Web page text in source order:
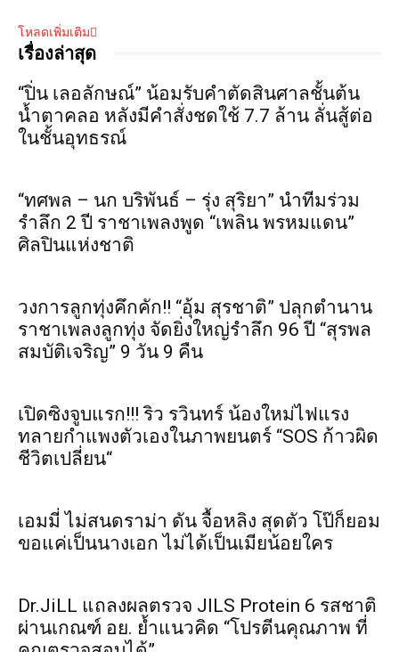
โหลดเพิ่มเติม
เรื่องล่าสุด
“ปิ่น เลอลักษณ์” น้อมรับคำตัดสินศาลชั้นต้น
น้ำตาคลอ หลังมีคำสั่งชดใช้ 7.7 ล้าน ลั่นสู้ต่อ
ในชั้นอุทธรณ์
“ทศพล – นก บริพันธ์ – รุ่ง สุริยา” นำทีมร่วม
รำลึก 2 ปี ราชาเพลงพูด “เพลิน พรหมแดน”
ศิลปินแห่งชาติ
วงการลูกทุ่งคึกคัก!! “อุ้ม สุรชาติ” ปลุกตำนาน
ราชาเพลงลูกทุ่ง จัดยิ่งใหญ่รำลึก 96 ปี “สุรพล
สมบัติเจริญ” 9 วัน 9 คืน
เปิดซิงจูบแรก!!! ริว รวินทร์ น้องใหม่ไฟแรง
ทลายกำแพงตัวเองในภาพยนตร์ “SOS ก้าวผิด
ชีวิตเปลี่ยน“
เอมมี่ ไม่สนดราม่า ดัน จื้อหลิง สุดตัว โป๊ก็ยอม
ขอแค่เป็นนางเอก ไม่ได้เป็นเมียน้อยใคร
Dr.JiLL แถลงผลตรวจ JILS Protein 6 รสชาติ
ผ่านเกณฑ์ อย. ย้ำแนวคิด “โปรตีนคุณภาพ ที่